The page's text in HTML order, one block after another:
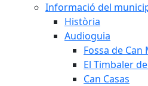
Informació del
Història
Audioguia
Fossa de Can
El Timbaler
Can Casas